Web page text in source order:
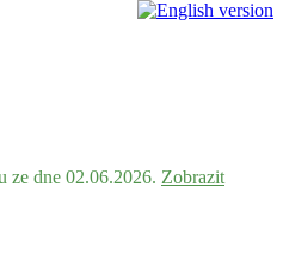
ze dne 02.06.2026. Zobrazit